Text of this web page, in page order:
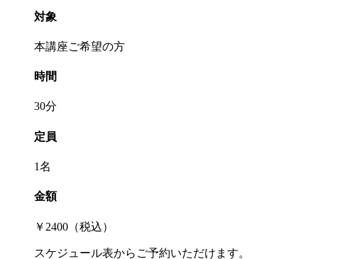
対象
本講座ご希望の方
時間
30分
定員
1名
金額
￥2400（税込）
スケジュール表からご予約いただけます。